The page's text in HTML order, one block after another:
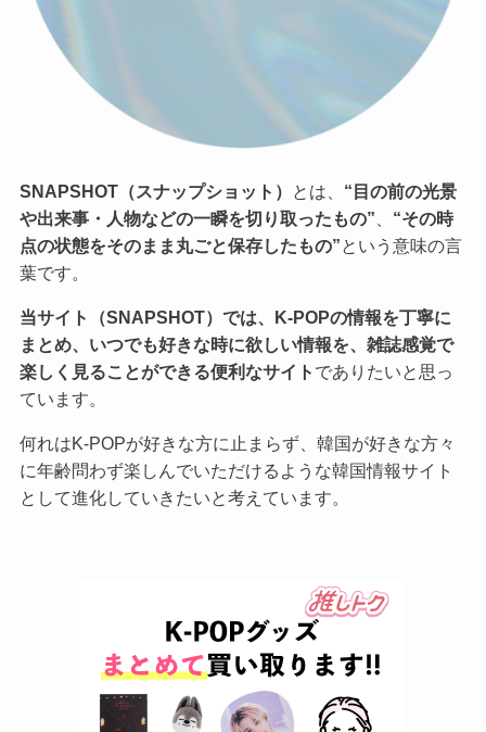
SNAPSHOT（スナップショット） とは、 “目の前の光景
や出来事・人物などの一瞬を切り取ったもの”
“その時
点の状態をそのまま丸ごと保存したもの” という意味の言
葉です。
当サイト（SNAPSHOT）では、K-POPの情報を丁寧に
まとめ、いつでも好きな時に欲しい情報を、雑誌感覚で
楽しく見ることができる便利なサイト でありたいと思っ
ています。
何れはK-POPが好きな方に止まらず、韓国が好きな方々
に年齢問わず楽しんでいただけるような韓国情報サイト
として進化していきたいと考えています。